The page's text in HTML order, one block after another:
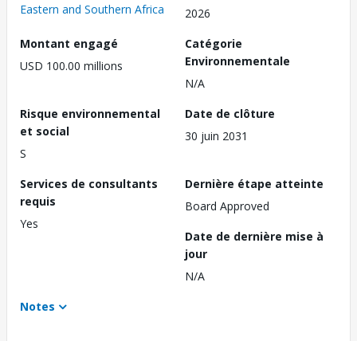
Eastern and Southern Africa
2026
Montant engagé
USD 100.00 millions
Catégorie
Environnementale
N/A
Risque environnemental
et social
S
Date de clôture
30 juin 2031
Services de consultants
requis
Yes
Dernière étape atteinte
Board Approved
Date de dernière mise à
jour
N/A
Notes